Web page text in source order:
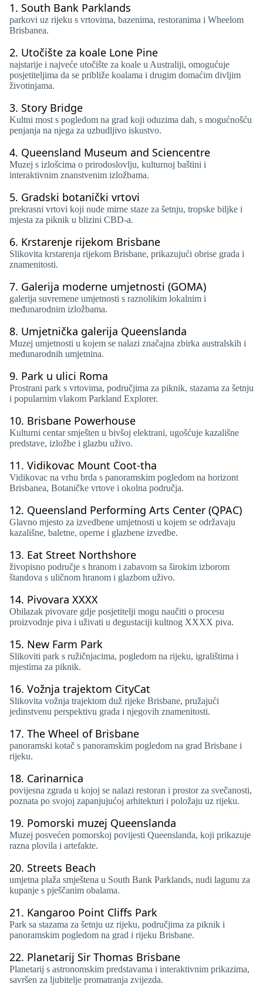
1. South Bank Parklands
parkovi uz rijeku s vrtovima, bazenima, restoranima i Wheelom
Brisbanea.
2. Utočište za koale Lone Pine
najstarije i najveće utočište za koale u Australiji, omogućuje
posjetiteljima da se približe koalama i drugim domaćim divljim
životinjama.
3. Story Bridge
Kultni most s pogledom na grad koji oduzima dah, s mogućnošću
penjanja na njega za uzbudljivo iskustvo.
4. Queensland Museum and Sciencentre
Muzej s izlošcima o prirodoslovlju, kulturnoj baštini i
interaktivnim znanstvenim izložbama.
5. Gradski botanički vrtovi
prekrasni vrtovi koji nude mirne staze za šetnju, tropske biljke i
mjesta za piknik u blizini CBD-a.
6. Krstarenje rijekom Brisbane
Slikovita krstarenja rijekom Brisbane, prikazujući obrise grada i
znamenitosti.
7. Galerija moderne umjetnosti (GOMA)
galerija suvremene umjetnosti s raznolikim lokalnim i
međunarodnim izložbama.
8. Umjetnička galerija Queenslanda
Muzej umjetnosti u kojem se nalazi značajna zbirka australskih i
međunarodnih umjetnina.
9. Park u ulici Roma
Prostrani park s vrtovima, područjima za piknik, stazama za šetnju
i popularnim vlakom Parkland Explorer.
10. Brisbane Powerhouse
Kulturni centar smješten u bivšoj elektrani, ugošćuje kazališne
predstave, izložbe i glazbu uživo.
11. Vidikovac Mount Coot-tha
Vidikovac na vrhu brda s panoramskim pogledom na horizont
Brisbanea, Botaničke vrtove i okolna područja.
12. Queensland Performing Arts Center (QPAC)
Glavno mjesto za izvedbene umjetnosti u kojem se održavaju
kazališne, baletne, operne i glazbene izvedbe.
13. Eat Street Northshore
živopisno područje s hranom i zabavom sa širokim izborom
štandova s ​​uličnom hranom i glazbom uživo.
14. Pivovara XXXX
Obilazak pivovare gdje posjetitelji mogu naučiti o procesu
proizvodnje piva i uživati ​​u degustaciji kultnog XXXX piva.
15. New Farm Park
Slikoviti park s ružičnjacima, pogledom na rijeku, igralištima i
mjestima za piknik.
16. Vožnja trajektom CityCat
Slikovita vožnja trajektom duž rijeke Brisbane, pružajući
jedinstvenu perspektivu grada i njegovih znamenitosti.
17. The Wheel of Brisbane
panoramski kotač s panoramskim pogledom na grad Brisbane i
rijeku.
18. Carinarnica
povijesna zgrada u kojoj se nalazi restoran i prostor za svečanosti,
poznata po svojoj zapanjujućoj arhitekturi i položaju uz rijeku.
19. Pomorski muzej Queenslanda
Muzej posvećen pomorskoj povijesti Queenslanda, koji prikazuje
razna plovila i artefakte.
20. Streets Beach
umjetna plaža smještena u South Bank Parklands, nudi lagunu za
kupanje s pješčanim obalama.
21. Kangaroo Point Cliffs Park
Park sa stazama za šetnju uz rijeku, područjima za piknik i
panoramskim pogledom na grad i rijeku Brisbane.
22. Planetarij Sir Thomas Brisbane
Planetarij s astronomskim predstavama i interaktivnim prikazima,
savršen za ljubitelje promatranja zvijezda.